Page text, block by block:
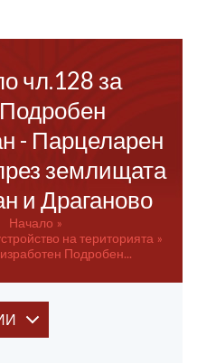
чл.128 за
- Парцеларен
землищата
и Драганово
Начало
на територията
Подробен...